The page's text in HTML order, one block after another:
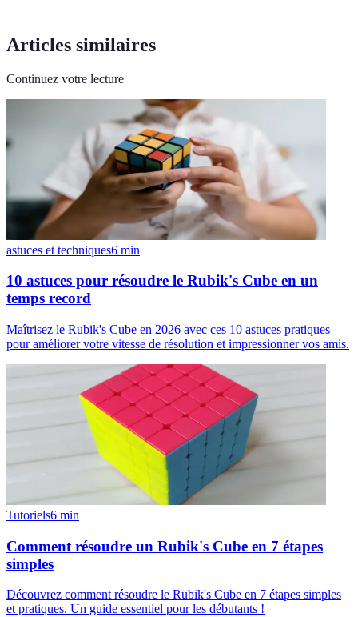
Articles similaires
Continuez votre lecture
astuces et techniques6 min
10 astuces pour résoudre le Rubik's Cube en un
temps record
Maîtrisez le Rubik's Cube en 2026 avec ces 10 astuces pratiques
pour améliorer votre vitesse de résolution et impressionner vos amis.
Tutoriels6 min
Comment résoudre un Rubik's Cube en 7 étapes
simples
Découvrez comment résoudre le Rubik's Cube en 7 étapes simples
et pratiques. Un guide essentiel pour les débutants !